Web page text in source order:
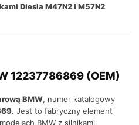
Diesla M47N2 i M57N2
12237786869 (OEM)
BMW, numer katalogowy
. Jest to fabryczny element
BMW z silnikami